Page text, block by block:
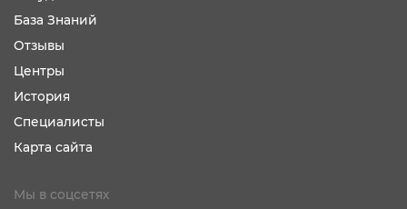
База Знаний
Отзывы
Центры
История
Специалисты
Карта сайта
Мы в соцсетях